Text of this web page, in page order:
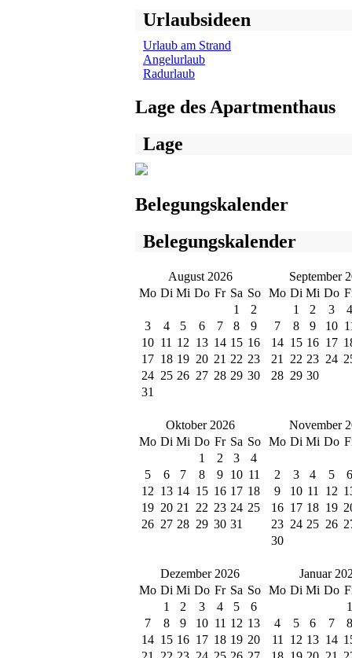
Urlaubsideen
Urlaub am Strand
Angelurlaub
Radurlaub
Lage des Apartmenthaus
Lage
Belegungskalender
Belegungskalender
August 2026
Mo Di Mi Do Fr Sa So
1
2
3
4 5 6 7 8
9
10 11 12 13 14 15 16
17 18 19 20 21 22 23
24 25 26 27 28 29 30
31
September
Mo Di Mi Do
1
2 3
4
7
8 9 10
14 15 16 17
21
22 23 24
28 29 30
Oktober 2026
Mo Di Mi Do Fr Sa So
1
2 3
4
5
6 7 8 9 10 11
12 13 14 15 16 17 18
19 20 21 22 23 24 25
26 27 28 29 30 31
November
Mo Di Mi Do
2 3 4 5
6
9
10 11 12
16 17 18 19
23 24 25 26
30
Dezember 2026
Mo Di Mi Do Fr Sa So
1
2 3 4 5
6
7
8 9 10 11 12 13
14 15 16 17 18 19 20
Januar
Mo Di Mi Do
1
4
5 6 7
8
11
12 13 14